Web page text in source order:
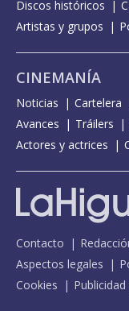
Discos históricos
Artistas y grupos
CINEMANÍA
Noticias Cartelera
Avances
Tráilers
Actores y actrices
Contacto
Aspectos legales
Cookies